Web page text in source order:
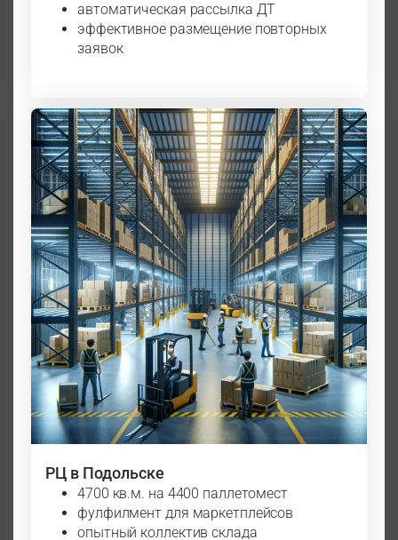
автоматическая рассылка ДТ
эффективное размещение повторных
заявок
РЦ в Подольске
4700 кв.м. на 4400 паллетомест
фулфилмент для маркетплейсов
опытный коллектив склада